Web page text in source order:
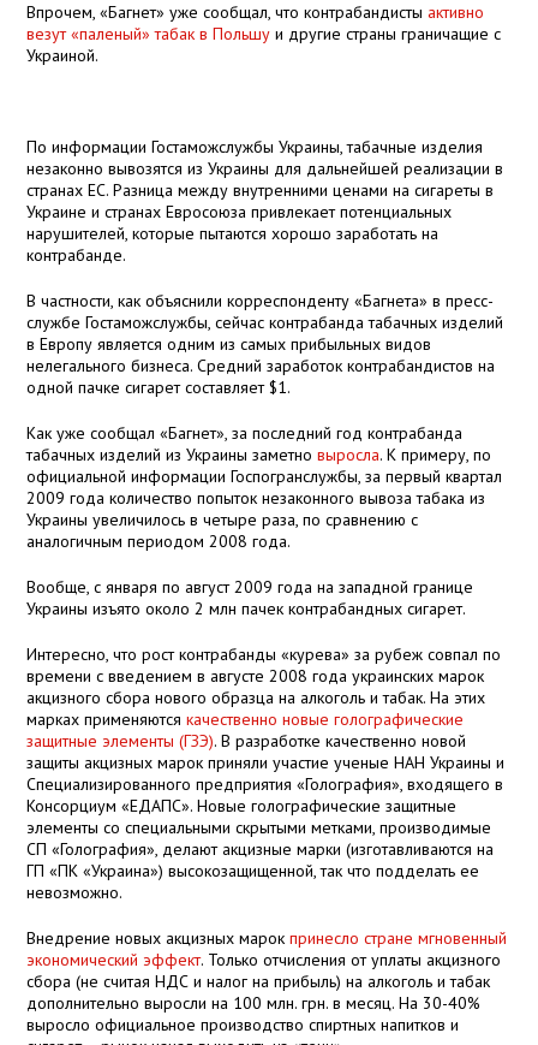
Впрочем, «Багнет» уже сообщал, что контрабандисты активно
везут «паленый» табак в Польшу и другие страны граничащие с
Украиной.
По информации Гостаможслужбы Украины, табачные изделия
незаконно вывозятся из Украины для дальнейшей реализации в
странах ЕС. Разница между внутренними ценами на сигареты в
Украине и странах Евросоюза привлекает потенциальных
нарушителей, которые пытаются хорошо заработать на
контрабанде.
В частности, как объяснили корреспонденту «Багнета» в пресс-
службе Гостаможслужбы, сейчас контрабанда табачных изделий
в Европу является одним из самых прибыльных видов
нелегального бизнеса. Средний заработок контрабандистов на
одной пачке сигарет составляет$1.
Как уже сообщал «Багнет», за последний год контрабанда
табачных изделий из Украины заметновыросла. К примеру, по
официальной информации Госпогранслужбы, за первый квартал
2009 года количество попыток незаконного вывоза табака из
Украины увеличилось в четыре раза, по сравнению с
аналогичным периодом 2008 года.
Вообще, с января по август 2009 года на западной границе
Украины изъято около 2 млн пачек контрабандных сигарет.
Интересно, что рост контрабанды «курева» за рубеж совпал по
времени с введением в августе 2008 года украинских марок
акцизного сбора нового образца на алкоголь и табак. На этих
марках применяютсякачественно новые голографические
защитные элементы (ГЗЭ). В разработке качественно новой
защиты акцизных марок приняли участие ученые НАН Украины и
Специализированного предприятия «Голография», входящего в
Консорциум «ЕДАПС». Новые голографические защитные
элементы со специальными скрытыми метками, производимые
СП «Голография», делают акцизные марки (изготавливаются на
ГП «ПК «Украина») высокозащищенной, так что подделать ее
невозможно.
Внедрение новых акцизных марокпринесло стране мгновенный
экономический эффект. Только отчисления от уплаты акцизного
сбора (не считая НДС и налог на прибыль) на алкоголь и табак
дополнительно выросли на 100 млн. грн. в месяц. На 30-40%
выросло официальное производство спиртных напитков и